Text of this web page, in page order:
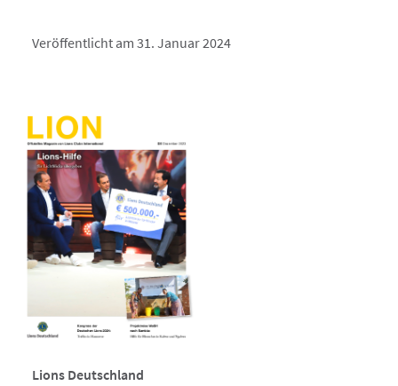
Veröffentlicht am 31. Januar 2024
Lions Deutschland